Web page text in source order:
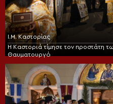
Ι.Μ. Καστορίας
Η Καστοριά τίμησε τον προστάτη
Θαυματουργό